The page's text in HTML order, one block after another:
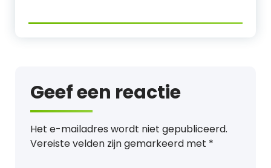
Geef een reactie
Het e-mailadres wordt niet gepubliceerd.
Vereiste velden zijn gemarkeerd met *